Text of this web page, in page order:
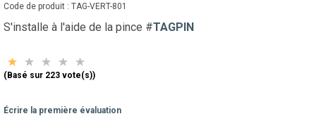
Code de produit : TAG-VERT-801
S'installe à l'aide de la pince #TAGPIN
(Basé sur 223 vote(s))
Écrire la première évaluation